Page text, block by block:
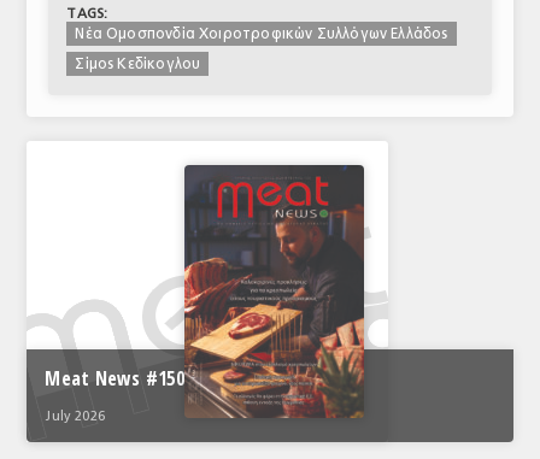
TAGS:
Νέα Ομοσπονδία Χοιροτροφικών Συλλόγων Ελλάδος
Σίμος Κεδίκογλου
Meat News #150
July 2026